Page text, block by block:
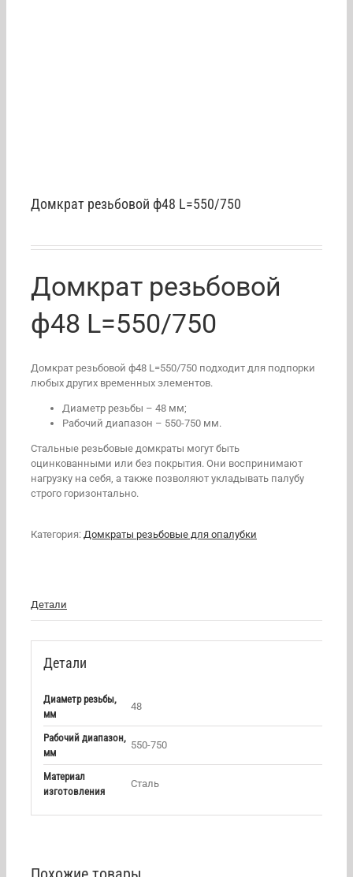
Домкрат резьбовой ф48 L=550/750
Домкрат резьбовой
ф48 L=550/750
Домкрат резьбовой ф48 L=550/750 подходит для подпорки
любых других временных элементов.
Диаметр резьбы – 48 мм;
Рабочий диапазон – 550-750 мм.
Стальные резьбовые домкраты могут быть
оцинкованными или без покрытия. Они воспринимают
нагрузку на себя, а также позволяют укладывать палубу
строго горизонтально.
Категория: Домкраты резьбовые для опалубки
Детали
Детали
Диаметр резьбы,
мм
48
Рабочий диапазон,
мм
550-750
Материал
изготовления
Сталь